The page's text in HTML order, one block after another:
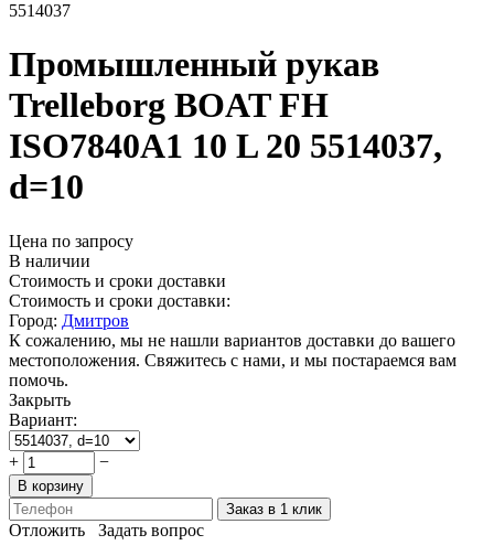
5514037
Промышленный рукав
Trelleborg BOAT FH
ISO7840A1 10 L 20 5514037,
d=10
Цена по запросу
В наличии
Стоимость и сроки доставки
Стоимость и сроки доставки:
Город: Дмитров
К сожалению, мы не нашли вариантов доставки до вашего
местоположения. Свяжитесь с нами, и мы постараемся вам
помочь.
Закрыть
Вариант:
+ −
В корзину
Заказ в 1 клик
Отложить
Задать вопрос